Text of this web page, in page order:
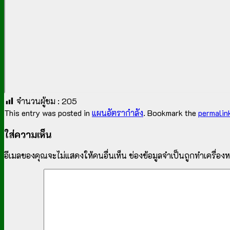
จำนวนผู้ชม : 205
This entry was posted in แผนอัตรากำลัง. Bookmark the
ใส่ความเห็น
อีเมลของคุณจะไม่แสดงให้คนอื่นเห็น ช่องข้อมูลจำเป็นถูกทำเครื่อง